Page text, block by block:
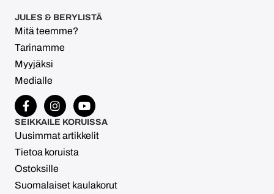
JULES & BERYLISTÄ
Mitä teemme?
Tarinamme
Myyjäksi
Medialle
SEIKKAILE KORUISSA
Uusimmat artikkelit
Tietoa koruista
Ostoksille
Suomalaiset kaulakorut